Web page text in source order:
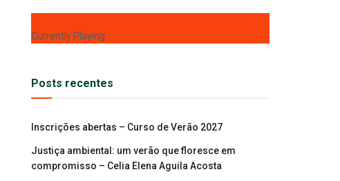
Currently Playing
Posts recentes
Inscrições abertas – Curso de Verão 2027
Justiça ambiental: um verão que floresce em
compromisso – Celia Elena Aguila Acosta